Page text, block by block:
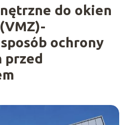
fasadowych
(VMZ)-
sposób ochrony
pomieszczeń
przed
nagrzewaniem
do okien
ochrony
przed